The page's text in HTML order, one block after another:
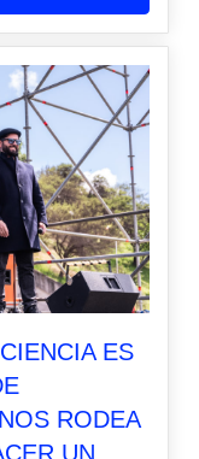
ES
RODEA
UN